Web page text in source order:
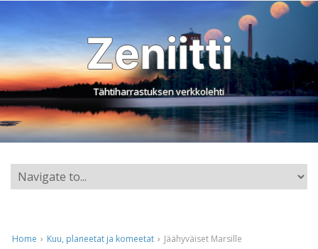
Zeniitti
Tähtiharrastuksen verkkolehti
Home › Kuu, planeetat ja komeetat › Jäähyväiset Marsille